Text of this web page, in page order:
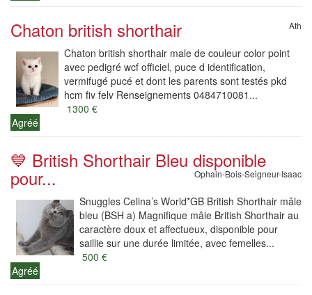
Chaton british shorthair Ath
Chaton british shorthair male de couleur color point
avec pedigré wcf officiel, puce d identification,
vermifugé pucé et dont les parents sont testés pkd
hcm fiv felv Renseignements 0484710081...
1300 €
Agréé
💙 British Shorthair Bleu disponible
pour... Ophain-Bois-Seigneur-Isaac
Snuggles Celina’s World*GB British Shorthair mâle
bleu (BSH a) Magnifique mâle British Shorthair au
caractère doux et affectueux, disponible pour
saillie sur une durée limitée, avec femelles...
500 €
Agréé